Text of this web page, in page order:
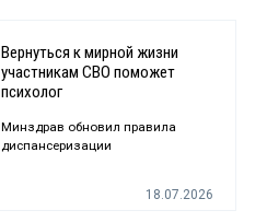
Вернуться к мирной жизни
участникам СВО поможет
психолог
Минздрав обновил правила
диспансеризации
18.07.2026